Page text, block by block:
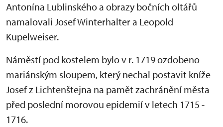
Antonína Lublinského a obrazy bočních oltářů
namalovali Josef Winterhalter a Leopold
Kupelweiser.
Náměstí pod kostelem bylo v r. 1719 ozdobeno
mariánským sloupem, který nechal postavit kníže
Josef z Lichtenštejna na pamět zachránění města
před poslední morovou epidemií v letech 1715 -
1716.